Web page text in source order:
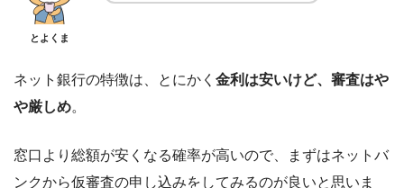
とよくま
ネット銀行の特徴は、とにかく 金利は安いけど、審査はや
や厳しめ。
窓口より総額が安くなる確率が高いので、まずはネットバ
ンクから仮審査の申し込みをしてみるのが良いと思いま